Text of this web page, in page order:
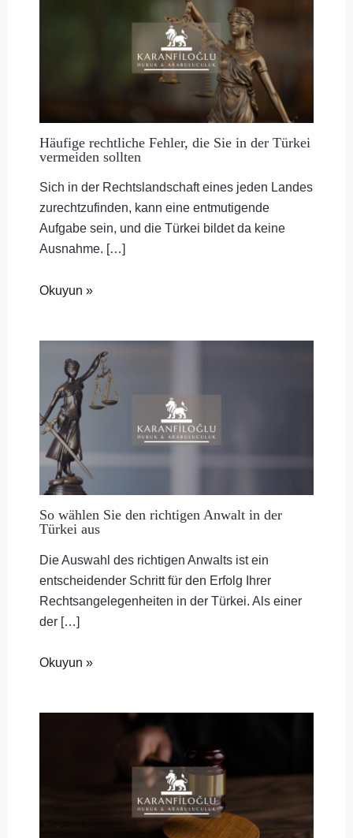
Häufige rechtliche Fehler, die Sie in der Türkei
vermeiden sollten
Sich in der Rechtslandschaft eines jeden Landes
zurechtzufinden, kann eine entmutigende
Aufgabe sein, und die Türkei bildet da keine
Ausnahme. […]
Okuyun »
So wählen Sie den richtigen Anwalt in der
Türkei aus
Die Auswahl des richtigen Anwalts ist ein
entscheidender Schritt für den Erfolg Ihrer
Rechtsangelegenheiten in der Türkei. Als einer
der […]
Okuyun »